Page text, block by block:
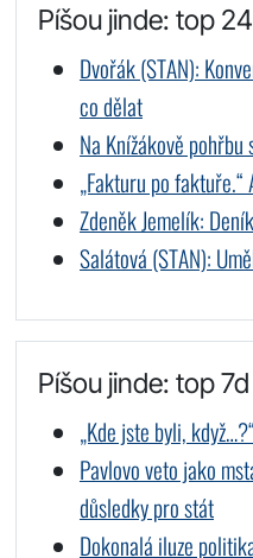
Píšou jinde: top
Dvořák (STAN):
co dělat
Na Knížákově
„Fakturu po
Zdeněk Jemelík:
Salátová (STAN):
Píšou jinde: top 7d
„Kde jste byli,
Pavlovo veto jako
důsledky pro stát
Dokonalá iluze